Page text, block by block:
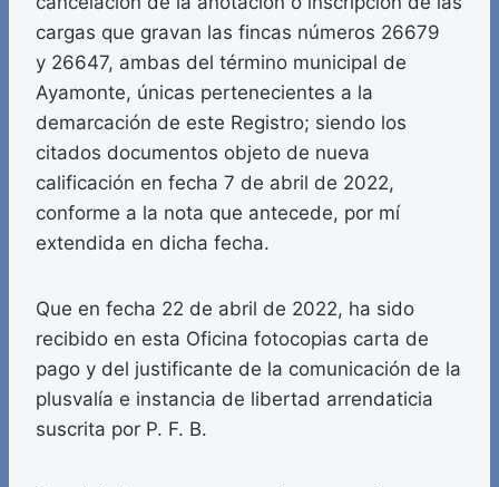
cargas que gravan las fincas números 26679
y 26647, ambas del término municipal de
Ayamonte, únicas pertenecientes a la
demarcación de este Registro; siendo los
citados documentos objeto de nueva
calificación en fecha 7 de abril de 2022,
conforme a la nota que antecede, por mí
extendida en dicha fecha.
Que en fecha 22 de abril de 2022, ha sido
recibido en esta Oficina fotocopias carta de
pago y del justificante de la comunicación de la
plusvalía e instancia de libertad arrendaticia
suscrita por P. F. B.